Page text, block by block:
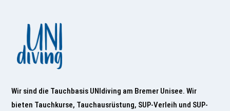
Wir sind die Tauchbasis UNIdiving am Bremer Unisee. Wir
bieten Tauchkurse, Tauchausrüstung, SUP-Verleih und SUP-